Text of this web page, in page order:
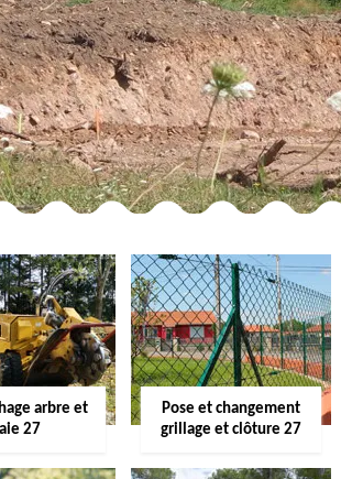
arbre et
27
Pose et changement
grillage et clôture 27